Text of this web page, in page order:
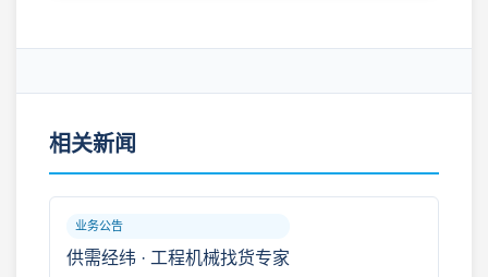
相关新闻
业务公告
供需经纬 · 工程机械找货专家